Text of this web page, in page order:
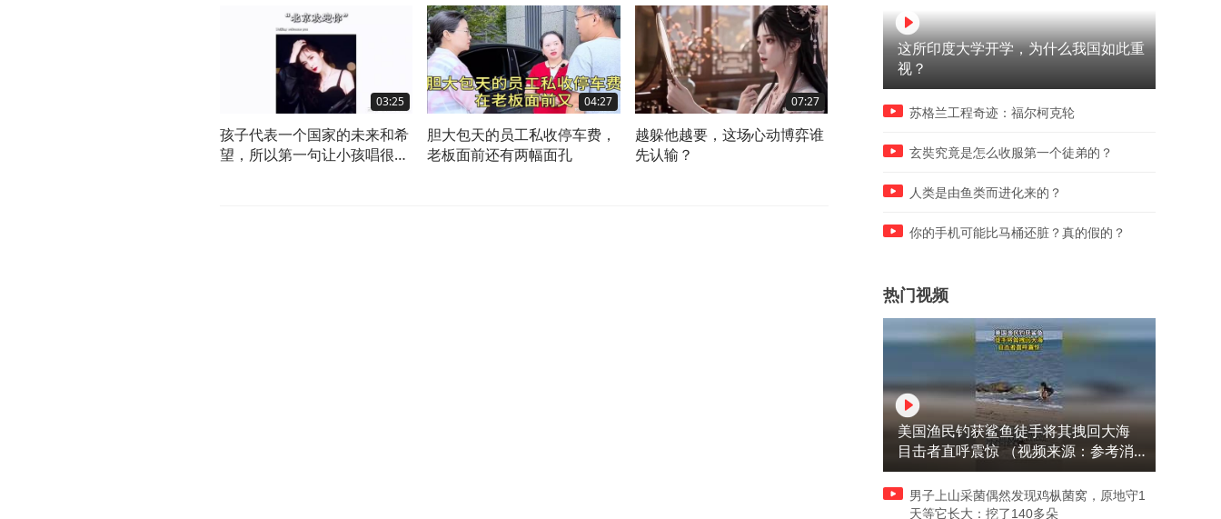
03:25
孩子代表一个国家的未来和希
望，所以第一句让小孩唱很合
04:27
胆大包天的员工私收停车费，
老板面前还有两幅面孔
07:27
越躲他越要，这场心动博弈谁
先认输？
撞击，垂直高度仅20米，亲
体系让全世界看都学不会！
这所印度大学开学，为什么我国如此重
视？
苏格兰工程奇迹：福尔柯克轮
玄奘究竟是怎么收服第一个徒弟的？
人类是由鱼类而进化来的？
你的手机可能比马桶还脏？真的假的？
热门视频
美国渔民钓获鲨鱼徒手将其拽回大海
目击者直呼震惊 （视频来源：参考消
息）
男子上山采菌偶然发现鸡枞菌窝，原地守1
天等它长大：挖了140多朵